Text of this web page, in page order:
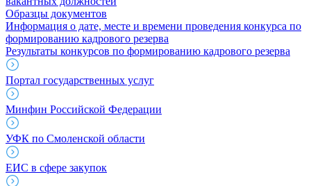
Образцы документов
Информация о дате, месте и времени проведения конкурса по
формированию кадрового резерва
Результаты конкурсов по формированию кадрового резерва
Портал государственных услуг
Минфин Российской Федерации
УФК по Смоленской области
ЕИС в сфере закупок